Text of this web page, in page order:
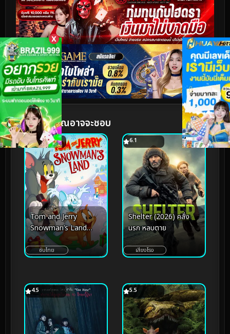
X
หนังฟรีที่คุณอาจจะชอบ
4.9
Tom and Jerry
Snowman’s Land
(2022)
ซับไทย
6.1
Shelter (2026) คลั่ง
นรก หลบตาย
เสียงโรง
4.5 5.5